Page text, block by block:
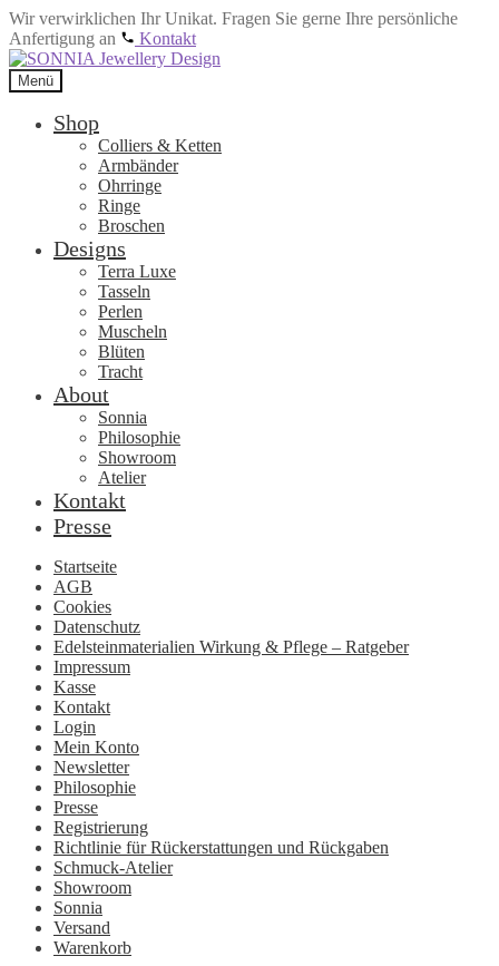
Wir verwirklichen Ihr Unikat. Fragen Sie gerne Ihre persönliche
Anfertigung an
Kontakt
Zur
Navigation
springen
Zum
Inhalt
springen
Menü
Shop
Colliers & Ketten
Armbänder
Ohrringe
Ringe
Broschen
Designs
Terra Luxe
Tasseln
Perlen
Muscheln
Blüten
Tracht
About
Sonnia
Philosophie
Showroom
Atelier
Kontakt
Presse
Startseite
AGB
Cookies
Datenschutz
Edelsteinmaterialien Wirkung & Pflege – Ratgeber
Impressum
Kasse
Kontakt
Login
Mein Konto
Newsletter
Philosophie
Presse
Registrierung
Richtlinie für Rückerstattungen und Rückgaben
Schmuck-Atelier
Showroom
Sonnia
Versand
Warenkorb